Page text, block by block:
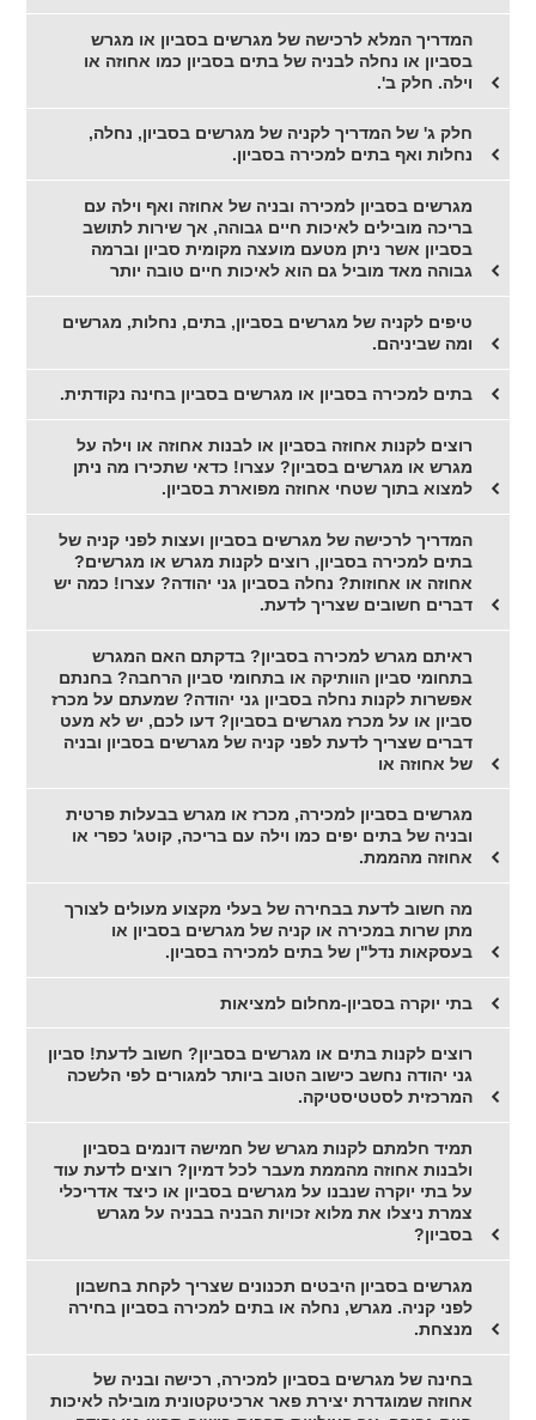
המדריך המלא לרכישה של מגרשים בסביון או מגרש
בסביון או נחלה לבניה של בתים בסביון כמו אחוזה או
וילה. חלק ב'.
חלק ג' של המדריך לקניה של מגרשים בסביון, נחלה,
נחלות ואף בתים למכירה בסביון.
מגרשים בסביון למכירה ובניה של אחוזה ואף וילה עם
בריכה מובילים לאיכות חיים גבוהה, אך שירות לתושב
בסביון אשר ניתן מטעם מועצה מקומית סביון וברמה
גבוהה מאד מוביל גם הוא לאיכות חיים טובה יותר
טיפים לקניה של מגרשים בסביון, בתים, נחלות, מגרשים
ומה שביניהם.
בתים למכירה בסביון או מגרשים בסביון בחינה נקודתית.
רוצים לקנות אחוזה בסביון או לבנות אחוזה או וילה על
מגרש או מגרשים בסביון? עצרו! כדאי שתכירו מה ניתן
למצוא בתוך שטחי אחוזה מפוארת בסביון.
המדריך לרכישה של מגרשים בסביון ועצות לפני קניה של
בתים למכירה בסביון, רוצים לקנות מגרש או מגרשים?
אחוזה או אחוזות? נחלה בסביון גני יהודה? עצרו! כמה יש
דברים חשובים שצריך לדעת.
ראיתם מגרש למכירה בסביון? בדקתם האם המגרש
בתחומי סביון הוותיקה או בתחומי סביון הרחבה? בחנתם
אפשרות לקנות נחלה בסביון גני יהודה? שמעתם על מכרז
סביון או על מכרז מגרשים בסביון? דעו לכם, יש לא מעט
דברים שצריך לדעת לפני קניה של מגרשים בסביון ובניה
של אחוזה או
מגרשים בסביון למכירה, מכרז או מגרש בבעלות פרטית
ובניה של בתים יפים כמו וילה עם בריכה, קוטג' כפרי או
אחוזה מהממת.
מה חשוב לדעת בבחירה של בעלי מקצוע מעולים לצורך
מתן שרות במכירה או קניה של מגרשים בסביון או
בעסקאות נדל"ן של בתים למכירה בסביון.
בתי יוקרה בסביון-מחלום למציאות
רוצים לקנות בתים או מגרשים בסביון? חשוב לדעת! סביון
גני יהודה נחשב כישוב הטוב ביותר למגורים לפי הלשכה
המרכזית לסטטיסטיקה.
תמיד חלמתם לקנות מגרש של חמישה דונמים בסביון
ולבנות אחוזה מהממת מעבר לכל דמיון? רוצים לדעת עוד
על בתי יוקרה שנבנו על מגרשים בסביון או כיצד אדריכלי
צמרת ניצלו את מלוא זכויות הבניה בבניה על מגרש
בסביון?
מגרשים בסביון היבטים תכנונים שצריך לקחת בחשבון
לפני קניה. מגרש, נחלה או בתים למכירה בסביון בחירה
מנצחת.
בחינה של מגרשים בסביון למכירה, רכישה ובניה של
אחוזה שמוגדרת יצירת פאר ארכיטקטונית מובילה לאיכות